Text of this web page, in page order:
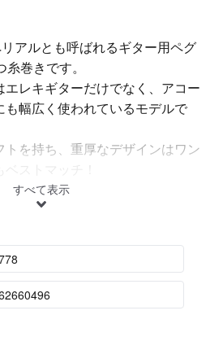
アルとも呼ばれるギター用ペグ
巻きです。
レキギターだけでなく、アコー
幅広く使われているモデルで
トを持ち、重厚なデザインはワン
すべて表示